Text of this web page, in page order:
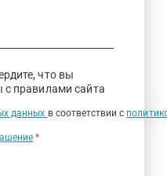
что вы
правилами сайта
данных в соответствии с
*